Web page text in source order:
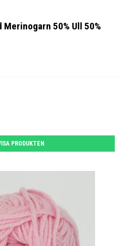
50% Ull 50%
PRODUKTEN